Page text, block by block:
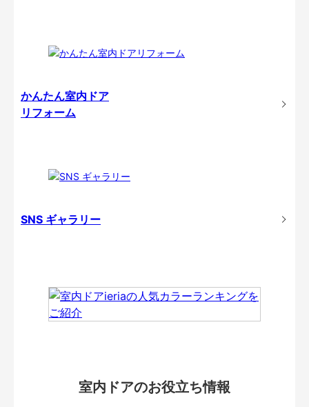
かんたん室内ドア
リフォーム
SNS ギャラリー
室内ドアのお役立ち情報